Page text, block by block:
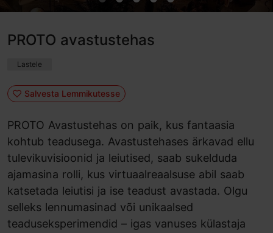
PROTO avastustehas
Lastele
Salvesta Lemmikutesse
PROTO Avastustehas on paik, kus fantaasia
kohtub teadusega. Avastustehases ärkavad ellu
tulevikuvisioonid ja leiutised, saab sukelduda
ajamasina rolli, kus virtuaalreaalsuse abil saab
katsetada leiutisi ja ise teadust avastada. Olgu
selleks lennumasinad või unikaalsed
teaduseksperimendid – igas vanuses külastaja